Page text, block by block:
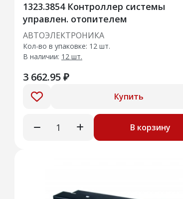
1323.3854 Контроллер системы
управлен. отопителем
АВТОЭЛЕКТРОНИКА
Кол-во в упаковке: 12 шт.
В наличии: 12 шт.
3 662.95 ₽
Купить
В корзину